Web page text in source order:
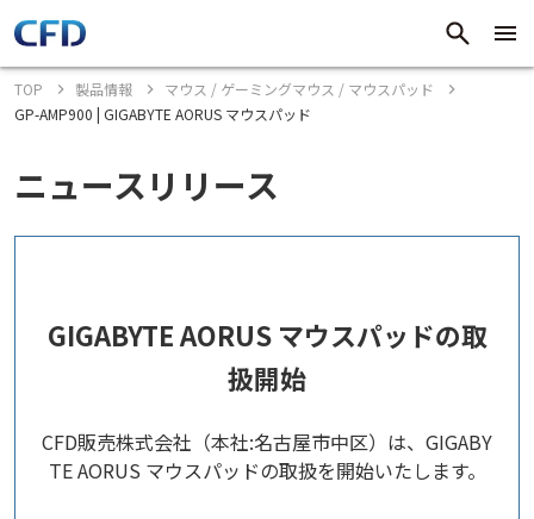
TOP 製品情報
マウス / ゲーミングマウス / マウスパッド
GP-AMP900 | GIGABYTE AORUS マウスパッド
ニュースリリース
GIGABYTE AORUS マウスパッドの取
扱開始
CFD販売株式会社（本社:名古屋市中区）は、GIGABY
TE AORUS マウスパッドの取扱を開始いたします。